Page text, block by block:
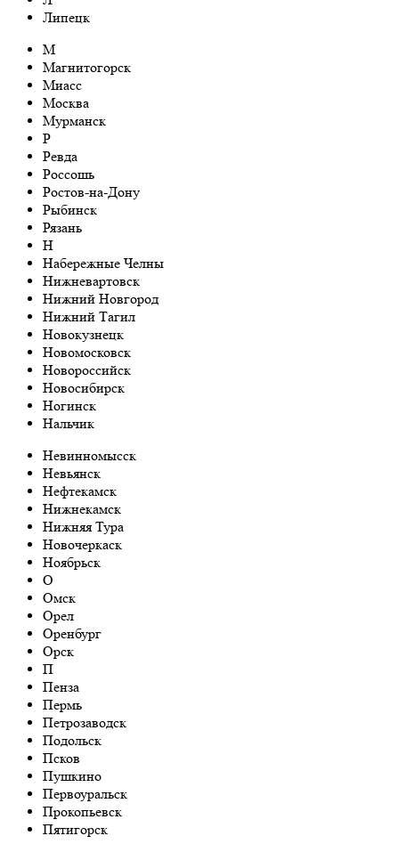
Липецк
М
Магнитогорск
Миасс
Москва
Мурманск
Р
Ревда
Россошь
Ростов-на-Дону
Рыбинск
Рязань
Н
Набережные Челны
Нижневартовск
Нижний Новгород
Нижний Тагил
Новокузнецк
Новомосковск
Новороссийск
Новосибирск
Ногинск
Нальчик
Невинномысск
Невьянск
Нефтекамск
Нижнекамск
Нижняя Тура
Новочеркаск
Ноябрьск
О
Омск
Орел
Оренбург
Орск
П
Пенза
Пермь
Петрозаводск
Подольск
Псков
Пушкино
Первоуральск
Прокопьевск
Пятигорск